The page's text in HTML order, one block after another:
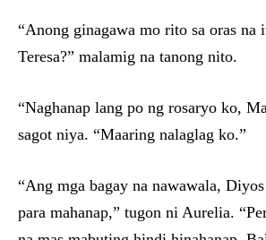
“Anong ginagawa mo rito sa oras na
Teresa?” malamig na tanong nito.
“Naghanap lang po ng rosaryo ko,
sagot niya. “Maaring nalaglag ko.”
“Ang mga bagay na nawawala,
para mahanap,” tugon ni Aurelia.